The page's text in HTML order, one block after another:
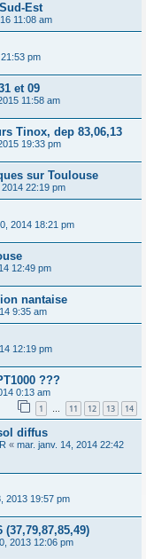
Est
11:08 am
pm
et 09
11:58 am
Tinox, dep 83,06,13
19:33 pm
sur Toulouse
22:19 pm
2014 18:21 pm
12:49 pm
nantaise
9:35 am
12:19 pm
???
0:13 am
1 … 11 12 13 14
diffus
« mar. janv. 14, 2014 22:42
2013 19:57 pm
2013 12:06 pm